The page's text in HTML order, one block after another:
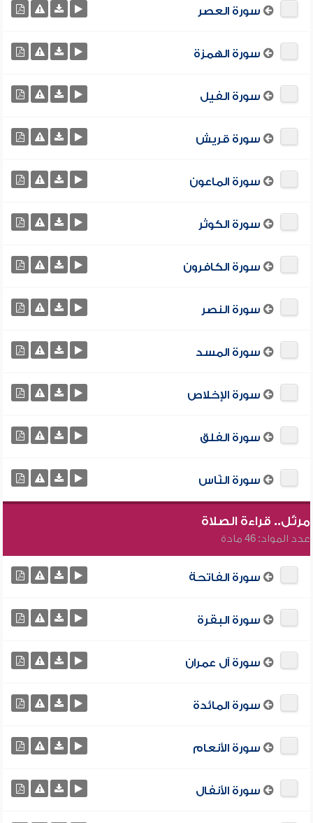
سورة العصر
سورة الهمزة
سورة الفيل
سورة قريش
سورة الماعون
سورة الكوثر
سورة الكافرون
سورة النصر
سورة المسد
سورة الإخلاص
سورة الفلق
سورة النّاس
مرتّل.. قراءة الصلاة
عدد المواد: 46 مادة
سورة الفاتحة
سورة البقرة
سورة آل عمران
سورة المائدة
سورة الأنعام
سورة الأنفال